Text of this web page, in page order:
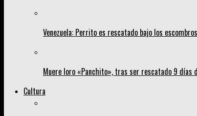
Venezuela: Perrito es rescatado bajo los
Muere loro «Panchito», tras ser rescatado 9 días
Cultura